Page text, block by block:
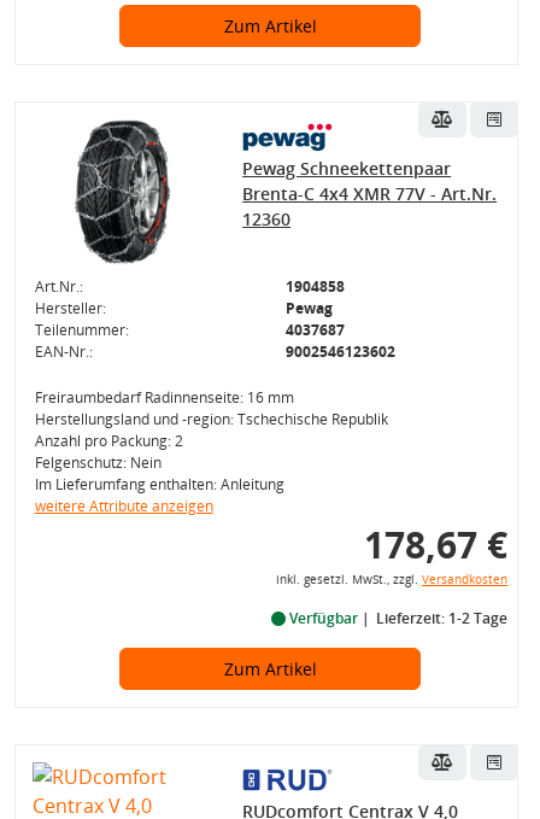
Zum Artikel
Pewag Schneekettenpaar
Brenta-C 4x4 XMR 77V - Art.Nr.
12360
Art.Nr.:
1904858
Hersteller:
Pewag
Teilenummer:
4037687
EAN-Nr.:
9002546123602
Freiraumbedarf Radinnenseite: 16 mm
Herstellungsland und -region: Tschechische Republik
Anzahl pro Packung: 2
Felgenschutz: Nein
Im Lieferumfang enthalten: Anleitung
weitere Attribute anzeigen
178,67 €
inkl. gesetzl. MwSt., zzgl. Versandkosten
Verfügbar Lieferzeit: 1-2 Tage
Zum Artikel
RUDcomfort Centrax V 4,0